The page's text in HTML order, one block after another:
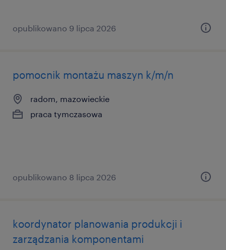
opublikowano 9 lipca 2026
pomocnik montażu maszyn k/m/n
radom, mazowieckie
praca tymczasowa
opublikowano 8 lipca 2026
koordynator planowania produkcji i
zarządzania komponentami